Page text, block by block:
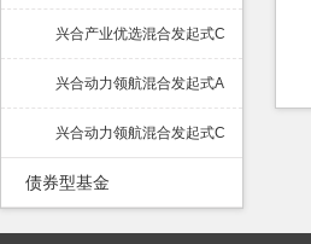
兴合产业优选混合发起式C
兴合动力领航混合发起式A
兴合动力领航混合发起式C
债券型基金